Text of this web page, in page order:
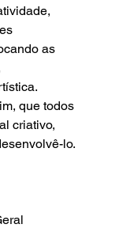
as
que todos
criativo,
lo.